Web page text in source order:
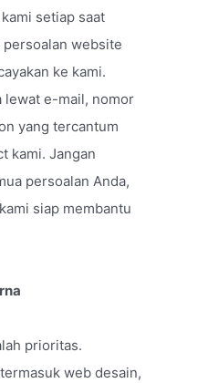
setiap saat
website
ke kami.
lewat e-mail, nomor
yang tercantum
kami. Jangan
persoalan Anda,
siap membantu
prioritas.
web desain,